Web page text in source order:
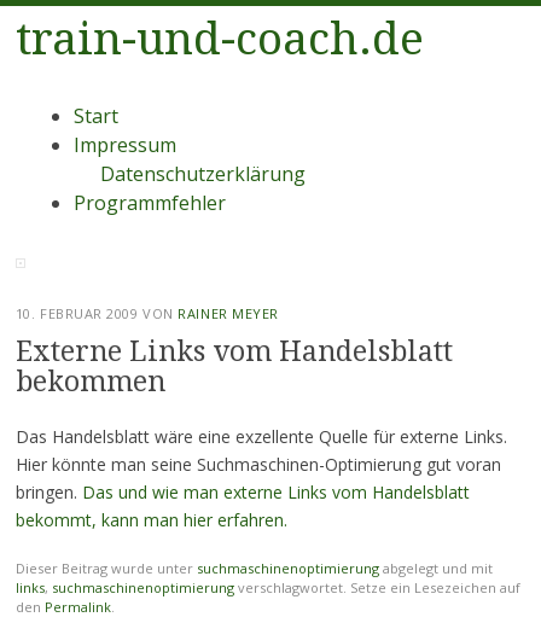
train-und-coach.de
Menü
Zum
Inhalt
Start
Impressum
Datenschutzerklärung
Programmfehler
10. FEBRUAR 2009 VON RAINER MEYER
Externe Links vom Handelsblatt
bekommen
Das Handelsblatt wäre eine exzellente Quelle für externe Links.
Hier könnte man seine Suchmaschinen-Optimierung gut voran
bringen. Das und wie man externe Links vom Handelsblatt
bekommt, kann man hier erfahren.
Dieser Beitrag wurde unter suchmaschinenoptimierungabgelegt und mit
links, suchmaschinenoptimierungverschlagwortet. Setze ein Lesezeichen auf
den Permalink.